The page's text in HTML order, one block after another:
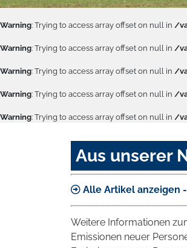
Warning: Trying to access array offset on null in /
Warning: Trying to access array offset on null in /
Warning: Trying to access array offset on null in /
Warning: Trying to access array offset on null in /
Warning: Trying to access array offset on null in /
Aus unserer
Alle Artikel anzeigen
Weitere Informationen
Emissionen neuer